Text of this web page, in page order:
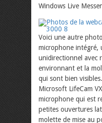
Windows Live
Voici une autre
microphone intégré,
unidirectionnel avec
environnant et la
qui sont bien
Microsoft LifeCam
microphone qui est
petites ouvertures
molette de mise au